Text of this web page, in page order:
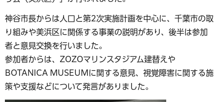
神谷市長からは人口と第2次実施計画を中心に、千葉市の取
り組みや美浜区に関係する事業の説明があり、後半は参加
者と意見交換を行いました。
参加者からは、ZOZOマリンスタジアム建替えや
BOTANICA MUSEUMに関する意見、視覚障害に関する施
策や支援などについて発言がありました。